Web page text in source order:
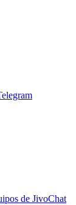
de JivoChat